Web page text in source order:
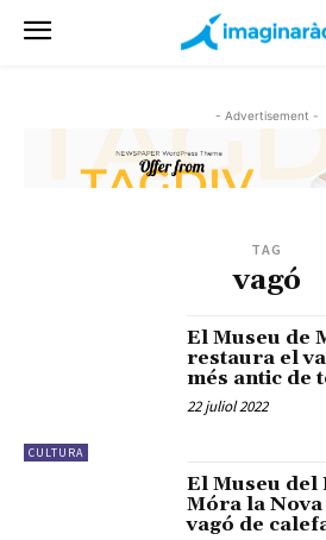
- Advertisement -
TAG
vagó
CULTURA
El Museu de
restaura el
més antic de
22 juliol 2022
El Museu
Móra la
vagó de